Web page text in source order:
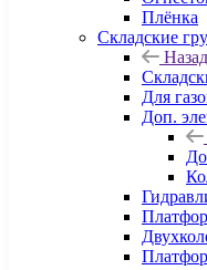
Плёнка
Складские
Назад
Для
Доп.